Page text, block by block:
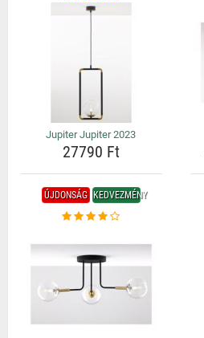
Jupiter Jupiter 2023
27790 Ft
ÚJDONSÁG KEDVEZMÉNY